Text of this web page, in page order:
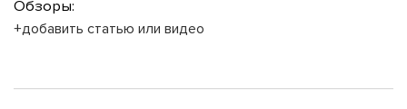
Обзоры:
+добавить статью или видео